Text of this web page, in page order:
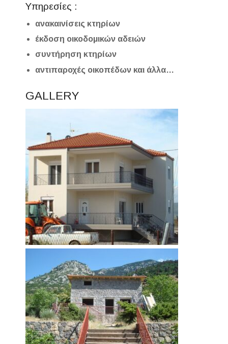
Υπηρεσίες :
ανακαινίσεις κτηρίων
έκδοση οικοδομικών αδειών
συντήρηση κτηρίων
αντιπαροχές οικοπέδων και άλλα…
GALLERY